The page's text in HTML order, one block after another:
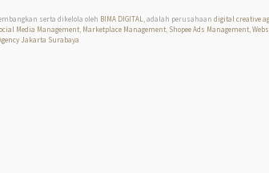
serta dikelola oleh BIMA DIGITAL , adalah perusahaan digital creative
Media Management, Marketplace Management, Shopee Ads Management,
Jakarta Surabaya